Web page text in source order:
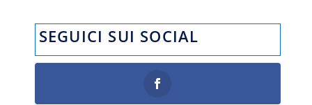
SEGUICI SUI SOCIAL